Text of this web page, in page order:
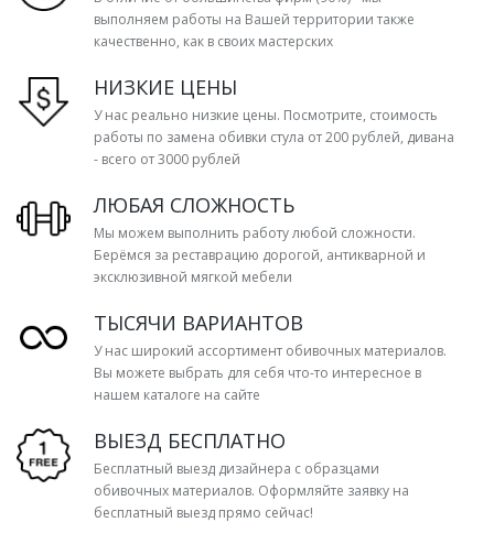
выполняем работы на Вашей территории также
качественно, как в своих мастерских
НИЗКИЕ ЦЕНЫ
У нас реально низкие цены. Посмотрите, стоимость
работы по замена обивки стула от 200 рублей, дивана
- всего от 3000 рублей
ЛЮБАЯ СЛОЖНОСТЬ
Мы можем выполнить работу любой сложности.
Берёмся за реставрацию дорогой, антикварной и
эксклюзивной мягкой мебели
ТЫСЯЧИ ВАРИАНТОВ
У нас широкий ассортимент обивочных материалов.
Вы можете выбрать для себя что-то интересное в
нашем каталоге на сайте
ВЫЕЗД БЕСПЛАТНО
Бесплатный выезд дизайнера с образцами
обивочных материалов. Оформляйте заявку на
бесплатный выезд прямо сейчас!